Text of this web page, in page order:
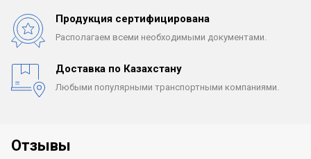
Продукция сертифицирована
Располагаем всеми необходимыми документами.
Доставка по Казахстану
Любыми популярными транспортными компаниями.
Отзывы